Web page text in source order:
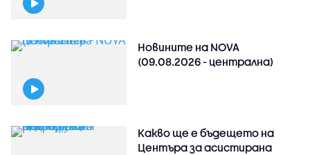
Новините на NOVA
(09.08.2026 - централна)
Какво ще е бъдещето на
Центъра за асистирана